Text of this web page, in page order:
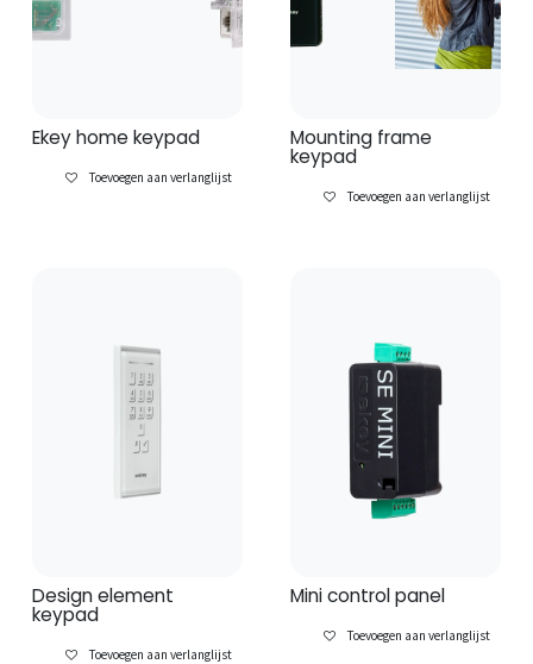
Ekey home keypad
Toevoegen aan verlanglijst
Mounting frame
keypad
Toevoegen aan verlanglijst
Design element
keypad
Toevoegen aan verlanglijst
Mini control panel
Toevoegen aan verlanglijst